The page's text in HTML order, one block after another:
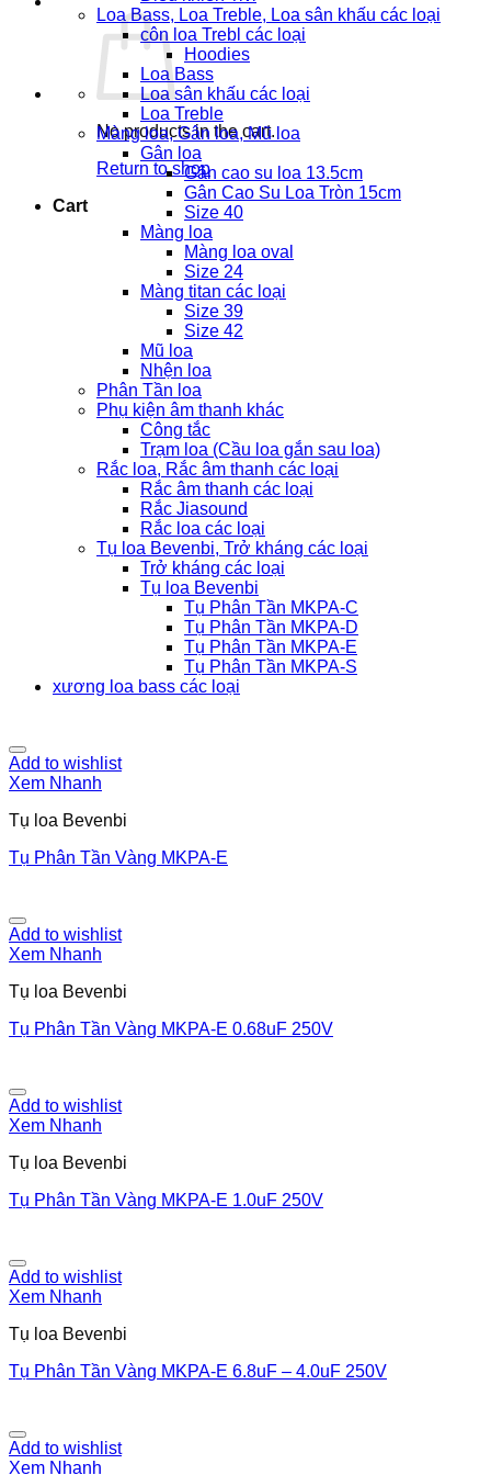
No products in the cart.
Return to shop
Cart
Loa Bass, Loa Treble, Loa sân khấu các loại
côn loa Trebl các loại
Hoodies
Loa Bass
Loa sân khấu các loại
Loa Treble
Màng loa, Gân loa, Mũ loa
Gân loa
Gân cao su loa 13.5cm
Gân Cao Su Loa Tròn 15cm
Size 40
Màng loa
Màng loa oval
Size 24
Màng titan các loại
Size 39
Size 42
Mũ loa
Nhện loa
Phân Tần loa
Phụ kiện âm thanh khác
Công tắc
Trạm loa (Cầu loa gắn sau loa)
Rắc loa, Rắc âm thanh các loại
Rắc âm thanh các loại
Rắc Jiasound
Rắc loa các loại
Tụ loa Bevenbi, Trở kháng các loại
Trở kháng các loại
Tụ loa Bevenbi
Tụ Phân Tần MKPA-C
Tụ Phân Tần MKPA-D
Tụ Phân Tần MKPA-E
Tụ Phân Tần MKPA-S
xương loa bass các loại
Add to wishlist
Xem Nhanh
Tụ loa Bevenbi
Tụ Phân Tần Vàng MKPA-E
Add to wishlist
Xem Nhanh
Tụ loa Bevenbi
Tụ Phân Tần Vàng MKPA-E 0.68uF 250V
Add to wishlist
Xem Nhanh
Tụ loa Bevenbi
Tụ Phân Tần Vàng MKPA-E 1.0uF 250V
Add to wishlist
Xem Nhanh
Tụ loa Bevenbi
Tụ Phân Tần Vàng MKPA-E 6.8uF – 4.0uF 250V
Add to wishlist
Xem Nhanh